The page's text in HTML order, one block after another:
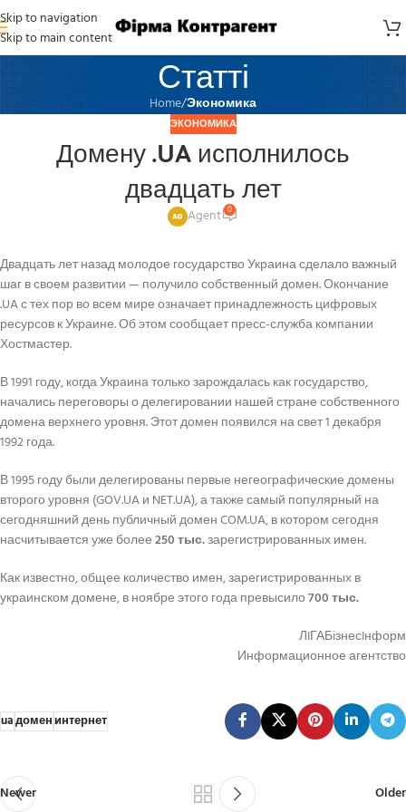
Skip to navigation
Skip to main content
Статті
Home/Экономика
ЭКОНОМИКА
Домену .UA исполнилось
двадцать лет
Agent 0
Двадцать лет назад молодое государство Украина сделало важный
шаг в своем развитии — получило собственный домен. Окончание
.UA с тех пор во всем мире означает принадлежность цифровых
ресурсов к Украине. Об этом сообщает пресс-служба компании
Хостмастер.
В 1991 году, когда Украина только зарождалась как государство,
начались переговоры о делегировании нашей стране собственного
домена верхнего уровня. Этот домен появился на свет 1 декабря
1992 года.
В 1995 году были делегированы первые негеографические домены
второго уровня (GOV.UA и NET.UA), а также самый популярный на
сегодняшний день публичный домен COM.UA, в котором сегодня
насчитывается уже более250 тыс.зарегистрированных имен.
Как известно, общее количество имен, зарегистрированных в
украинском домене, в ноябре этого года превысило700 тыс.
ЛIГАБiзнесIнформ
Информационное агентство
uaдоменинтернет
Newer Older